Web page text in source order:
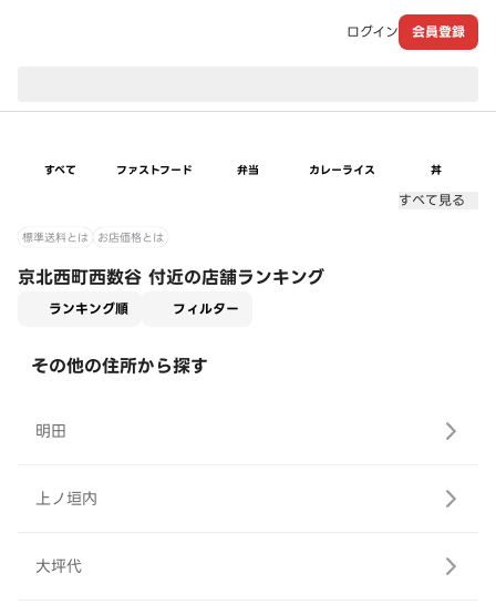
ログイン 会員登録
すべて ファストフード 弁当 カレーライス 丼
すべて見る
標準送料とは お店価格とは
京北西町西数谷 付近の店舗ランキング
ランキング順 フィルター
その他の住所から探す
明田
上ノ垣内
大坪代